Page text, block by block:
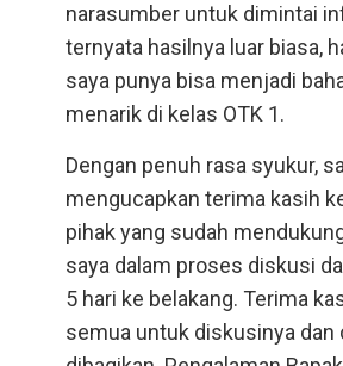
narasumber untuk dimintai
ternyata hasilnya luar biasa,
saya punya bisa menjadi
menarik di kelas OTK 1.
Dengan penuh rasa syukur,
mengucapkan terima kasih
pihak yang sudah
saya dalam proses diskusi
5 hari ke belakang. Terima
semua untuk diskusinya dan